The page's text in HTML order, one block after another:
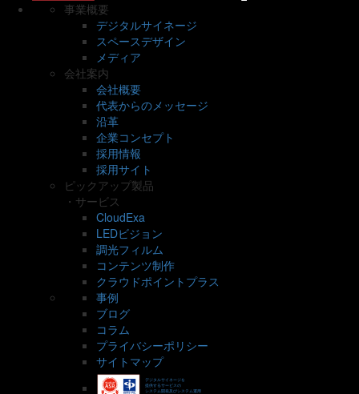
事業概要
デジタルサイネージ
スペースデザイン
メディア
会社案内
会社概要
代表からのメッセージ
沿革
企業コンセプト
採用情報
採用サイト
ピックアップ製品
・サービス
CloudExa
LEDビジョン
調光フィルム
コンテンツ制作
クラウドポイントプラス
事例
ブログ
コラム
プライバシーポリシー
サイトマップ
デジタルサイネージを
提供するサービスの
システム開発及びシステム運用